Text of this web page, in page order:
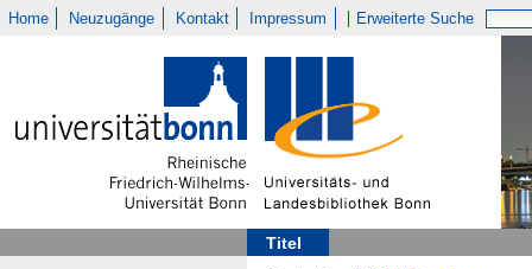
Home Neuzugänge Kontakt Impressum Erweiterte Suche
Titel